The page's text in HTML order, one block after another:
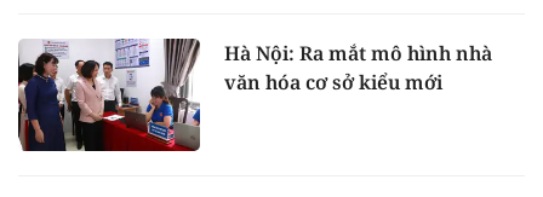
Hà Nội: Ra mắt mô hình nhà
văn hóa cơ sở kiểu mới